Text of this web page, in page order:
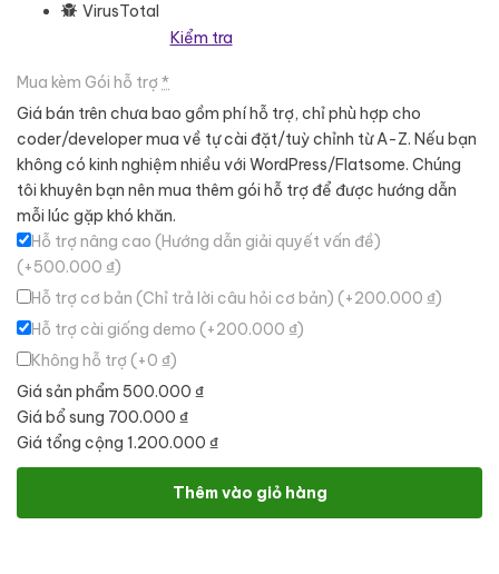
VirusTotal
Kiểm tra
Mua kèm Gói hỗ trợ *
Giá bán trên chưa bao gồm phí hỗ trợ, chỉ phù hợp cho
coder/developer mua về tự cài đặt/tuỳ chỉnh từ A-Z. Nếu bạn
không có kinh nghiệm nhiều với WordPress/Flatsome. Chúng
tôi khuyên bạn nên mua thêm gói hỗ trợ để được hướng dẫn
mỗi lúc gặp khó khăn.
Hỗ trợ nâng cao (Hướng dẫn giải quyết vấn đề)
(+500.000 ₫)
Hỗ trợ cơ bản (Chỉ trả lời câu hỏi cơ bản) (+200.000 ₫)
Hỗ trợ cài giống demo (+200.000 ₫)
Không hỗ trợ (+0 ₫)
Giá sản phẩm 500.000 ₫
Giá bổ sung 700.000 ₫
Giá tổng cộng 1.200.000 ₫
Theme wordpress bán sâm hàn quốc số lượng
Thêm vào giỏ hàng